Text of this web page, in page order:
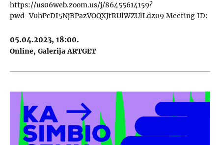
https://us06web.zoom.us/j/86455614159?
pwd=V0hPcDI5NjBPazVOQXJtRUlWZUlLdz09 Meeting ID:
05.04.2023, 18:00.
Online Galerija ARTGET